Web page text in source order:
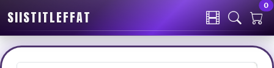
SIISTITLEFFAT
0